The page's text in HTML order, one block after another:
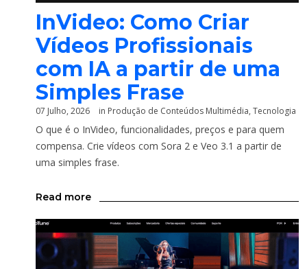
InVideo: Como Criar
Vídeos Profissionais
com IA a partir de uma
Simples Frase
07 Julho, 2026 in Produção de Conteúdos Multimédia, Tecnologia
O que é o InVideo, funcionalidades, preços e para quem
compensa. Crie vídeos com Sora 2 e Veo 3.1 a partir de
uma simples frase.
Read more